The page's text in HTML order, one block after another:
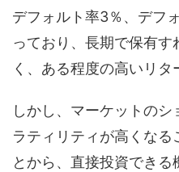
デフォルト率3％、デフ
っており、長期で保有
く、ある程度の高いリタ
しかし、マーケットの
ラティリティが高くなる
とから、直接投資でき